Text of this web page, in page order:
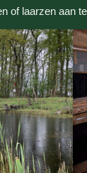
of laarzen aan